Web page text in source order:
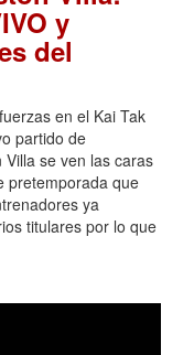
y
del
en el Kai Tak
partido de
se ven las caras
pretemporada que
ya
titulares por lo que